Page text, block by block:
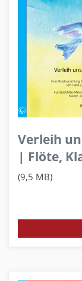
Verleih
| Flöte,
(9,5 MB)